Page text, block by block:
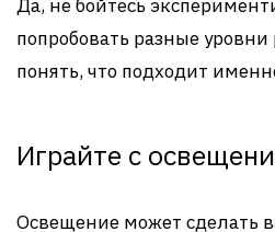
Да, не бойтесь
попробовать разные
понять, что подходит
Играйте с
Освещение может сделать